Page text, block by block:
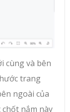
cùng và bên
trang
ngoài của
nắm này